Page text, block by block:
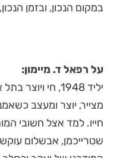
במקום הנכון, ובזמן
על רפאל ד. מיימון:
יליד 1948, חי
מצייר, יוצר ומעצב
חייו. למד אצל חשובי
שטרייכמן, אבשלום